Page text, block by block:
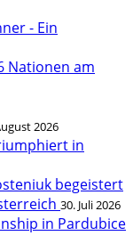
- Ein
Nationen am
2026
in
begeistert
30. Juli 2026
in Pardubice